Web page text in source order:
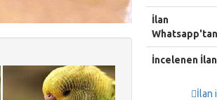
İlan
Whatsapp'tan
İncelenen İlan
İlan